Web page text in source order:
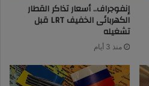
إنفوجراف.. أسعار تذاكر القطار
الكهربائى الخفيف LRT قبل
تشغيله
منذ 3 أيام